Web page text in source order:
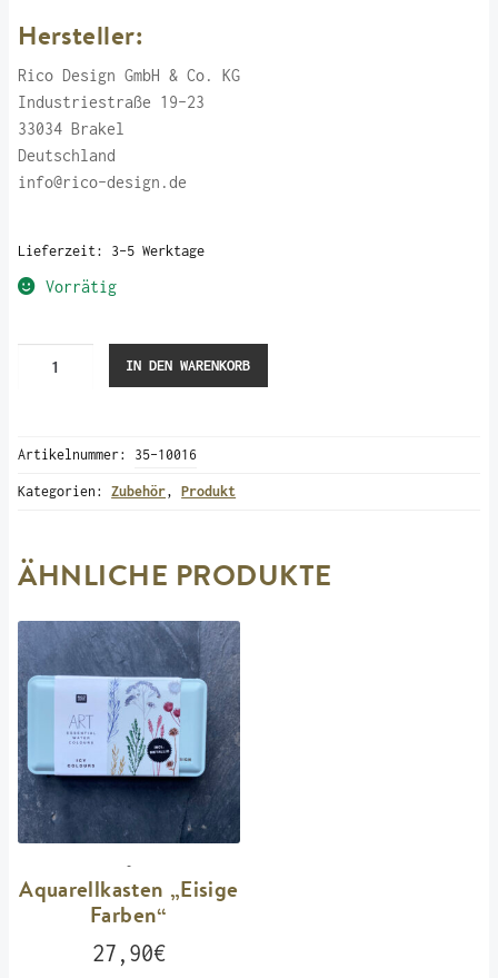
Hersteller:
Rico Design GmbH & Co. KG
Industriestraße 19-23
33034 Brakel
Deutschland
info@rico-design.de
Lieferzeit: 3-5 Werktage
Vorrätig
IN DEN WARENKORB
Artikelnummer: 35-10016
Kategorien:Zubehör,Produkt
ÄHNLICHE PRODUKTE
-
Aquarellkasten „Eisige
Farben“
27,90€